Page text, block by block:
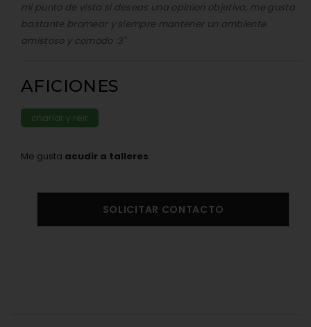
mi punto de vista si deseas una opinion objetiva, me gusta
bastante bromear y siempre mantener un ambiente
amistoso y comodo :3"
AFICIONES
charlar y reir
Me gusta acudir a talleres.
SOLICITAR CONTACTO